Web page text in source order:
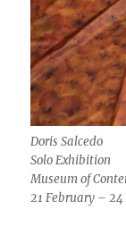
Doris Salcedo
Solo Exhibition
Museum of
21 February –